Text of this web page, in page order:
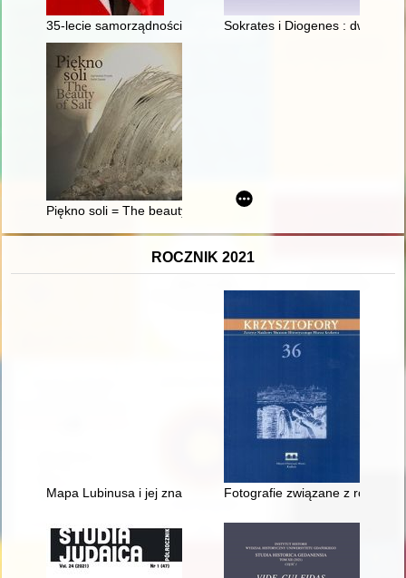
35-lecie samorządności w gminie Pilchowice 1990-2025
Sokrates i Diogenes : dwie
Piękno soli = The beauty of salt
ROCZNIK 2021
Mapa Lubinusa i jej znaczenie dla pamięci o Księstwie
Fotografie związane z rodziną